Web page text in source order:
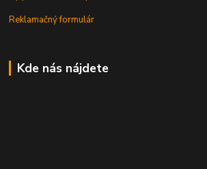
Reklamačný formulár
Kde nás nájdete